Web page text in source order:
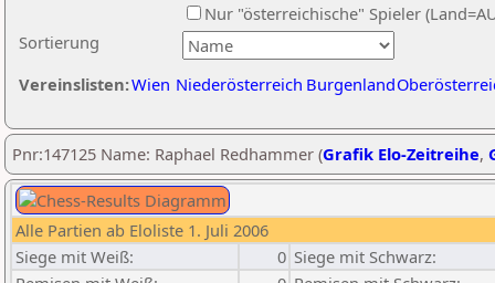
Sortierung
Nur "österreichische" Spieler
Vereinslisten:Wien Niederösterreich Burgenland
Pnr:147125 Name: Raphael Redhammer (Grafik Elo-Zeitreihe,
Alle Partien ab Eloliste 1. Juli 2006
Siege mit Weiß:
0 Siege mit Schwarz: